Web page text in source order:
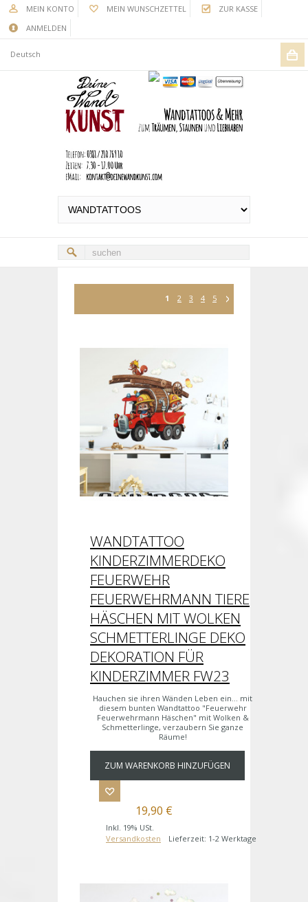
MEIN KONTO MEIN WUNSCHZETTEL
ZUR KASSE
ANMELDEN
Deutsch
1 2 3 4 5
WANDTATTOO
KINDERZIMMERDEKO
FEUERWEHR
FEUERWEHRMANN TIERE
HÄSCHEN MIT WOLKEN
SCHMETTERLINGE DEKO
DEKORATION FÜR
KINDERZIMMER FW23
Hauchen sie ihren Wänden Leben ein... mit
diesem bunten Wandtattoo "Feuerwehr
Feuerwehrmann Häschen" mit Wolken &
Schmetterlinge, verzaubern Sie ganze
Räume!
ZUM WARENKORB HINZUFÜGEN
19,90 €
Inkl. 19% USt.
Versandkosten
Lieferzeit: 1-2 Werktage